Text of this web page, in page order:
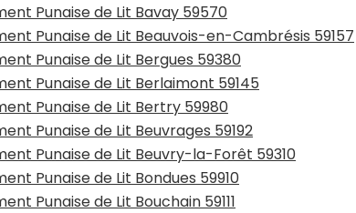
Punaise de Lit Bavay 59570
Punaise de Lit Beauvois-en-Cambrésis 59157
Punaise de Lit Bergues 59380
Punaise de Lit Berlaimont 59145
Punaise de Lit Bertry 59980
Punaise de Lit Beuvrages 59192
Punaise de Lit Beuvry-la-Forêt 59310
Punaise de Lit Bondues 59910
Punaise de Lit Bouchain 59111